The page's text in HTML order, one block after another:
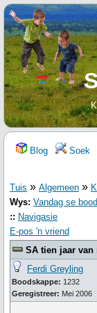
Blog Soek
Tuis » Algemeen »
Wys: Vandag se
:: Navigasie
E-pos 'n vriend
SA tien jaar van
Ferdi Greyling
Boodskappe: 1232
Geregistreer: Mei 2006